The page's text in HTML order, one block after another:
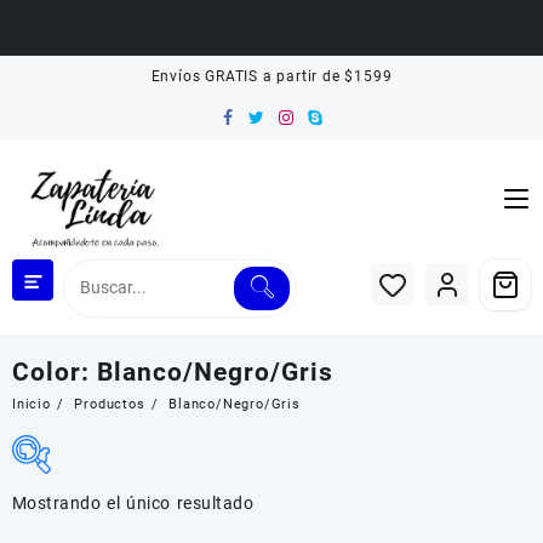
Envíos GRATIS a partir de $1599
Color: Blanco/Negro/Gris
Inicio Productos Blanco/Negro/Gris
Mostrando el único resultado